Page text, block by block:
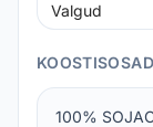
Valgud
KOOSTISOSAD
100%